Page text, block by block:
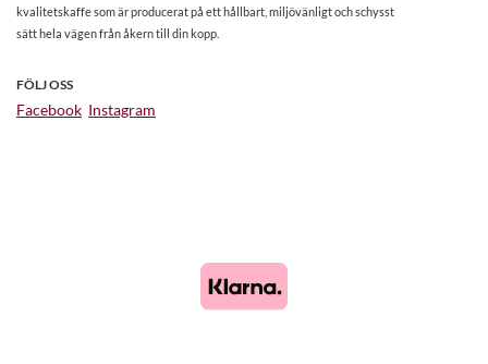
kvalitetskaffe som är producerat på ett hållbart, miljövänligt och schysst
sätt hela vägen från åkern till din kopp.
FÖLJ OSS
Facebook Instagram